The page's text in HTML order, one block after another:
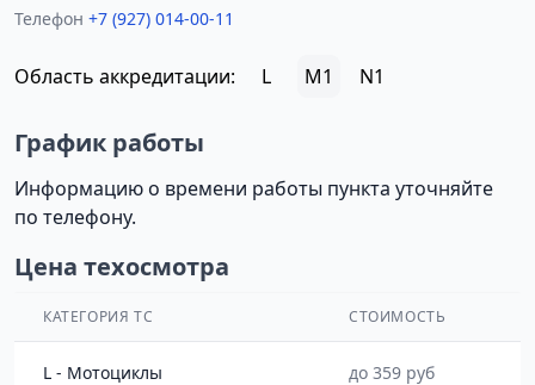
Телефон +7 (927) 014-00-11
Область аккредитации: L M1 N1
График работы
Информацию о времени работы пункта уточняйте
по телефону.
Цена техосмотра
КАТЕГОРИЯ ТС СТОИМОСТЬ
L - Мотоциклы до 359 руб